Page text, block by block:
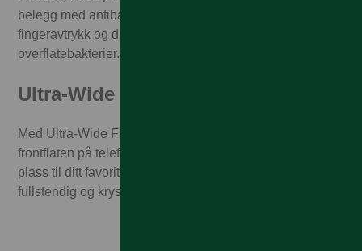
belegg med antibakteriell effekt som reduserer spor av
fingeravtrykk og dreper opptil hele 99,99% av vanlige
overflatebakterier.
Ultra-Wide Fit
Med Ultra-Wide Fit dekker skjermbeskytteren hele
frontflaten på telefonen din, samtidig som du fortsatt har
plass til ditt favoritt deksel. Skjermbeskytteren gir en
fullstendig og krystallklar visning av skjermen din.